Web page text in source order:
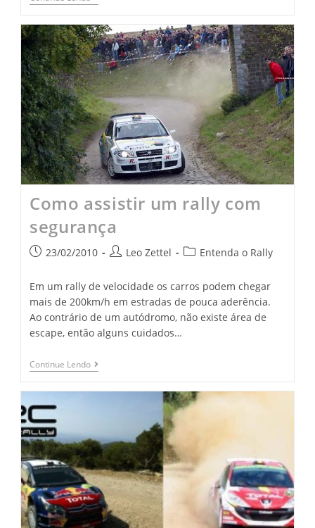
Como assistir um rally com
segurança
23/02/2010 Leo Zettel Entenda o Rally
Em um rally de velocidade os carros podem chegar
mais de 200km/h em estradas de pouca aderência.
Ao contrário de um autódromo, não existe área de
escape, então alguns cuidados…
Continue Lendo